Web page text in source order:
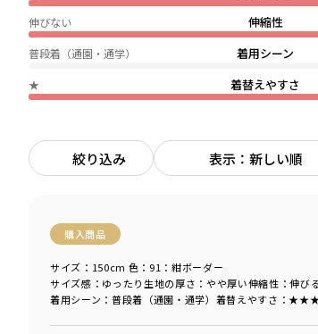
伸縮性
伸びない
着用シーン
普段着（通園・通学）
着替えやすさ
★
絞り込み 表示：新しい順
購入商品
サイズ感 ：ゆったり 生地の厚さ ：やや厚い伸縮性 ：伸びる
着用シーン ：普段着（通園・通学） 着替えやすさ ：
サイズ：150cm 色：91：紺ボーダー